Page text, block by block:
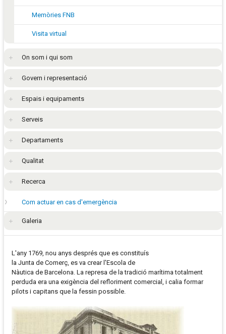
Memòries FNB
Visita virtual
On som i qui som
Govern i representació
Espais i equipaments
Serveis
Departaments
Qualitat
Recerca
Com actuar en cas d'emergència
Galeria
L'any 1769, nou anys després que es constituís
la Junta de Comerç, es va crear l'Escola de
Nàutica de Barcelona. La represa de la tradició marítima totalment
perduda era una exigència del refloriment comercial, i calia formar
pilots i capitans que la fessin possible.